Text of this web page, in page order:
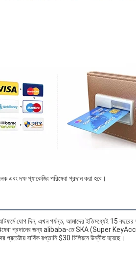
এবং দক্ষ প্যাকেজিং পরিষেবা প্রদান করা হবে।
যোগ দিন, এখন পর্যন্ত, আমাদের ইতিমধ্যেই 15
প্রদানের জন্য alibaba-তে SKA (Super
বার্ষিক রপ্তানি $30 মিলিয়নে উন্নীত হয়েছে।